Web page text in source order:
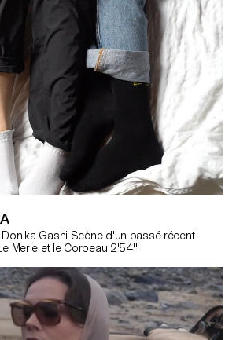
Gashi Scène d'un passé récent
Merle et le Corbeau 2'54''